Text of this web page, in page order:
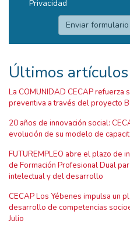
Privacidad
Últimos
La COMUNIDAD CECAP refuerza
preventiva a través del proyecto
20 años de innovación social:
evolución de su modelo de
FUTUREMPLEO abre el plazo de
de Formación Profesional Dual
intelectual y del desarrollo
CECAP Los Yébenes impulsa un
desarrollo de competencias
Julio